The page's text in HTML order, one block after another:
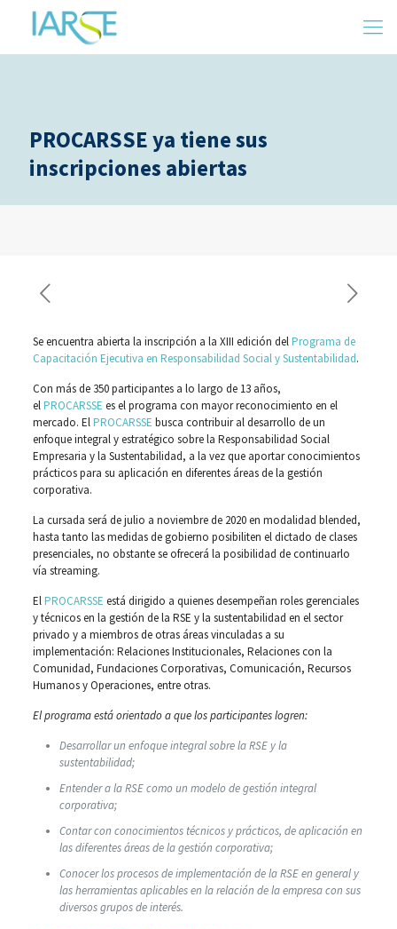
PROCARSSE ya tiene sus
inscripciones abiertas
Se encuentra abierta la inscripción a la XIII edición delPrograma de
Capacitación Ejecutiva en Responsabilidad Social y Sustentabilidad.
Con más de 350 participantes a lo largo de 13 años,
elPROCARSSE es el programa con mayor reconocimiento en el
mercado. ElPROCARSSE busca contribuir al desarrollo de un
enfoque integral y estratégico sobre la Responsabilidad Social
Empresaria y la Sustentabilidad, a la vez que aportar conocimientos
prácticos para su aplicación en diferentes áreas de la gestión
corporativa.
La cursada será de julio a noviembre de 2020 en modalidad blended,
hasta tanto las medidas de gobierno posibiliten el dictado de clases
presenciales, no obstante se ofrecerá la posibilidad de continuarlo
vía streaming.
ElPROCARSSE está dirigido a quienes desempeñan roles gerenciales
y técnicos en la gestión de la RSE y la sustentabilidad en el sector
privado y a miembros de otras áreas vinculadas a su
implementación: Relaciones Institucionales, Relaciones con la
Comunidad, Fundaciones Corporativas, Comunicación, Recursos
Humanos y Operaciones, entre otras.
El programa está orientado a que los participantes logren:
Desarrollar un enfoque integral sobre la RSE y la
sustentabilidad;
Entender a la RSE como un modelo de gestión integral
corporativa;
Contar con conocimientos técnicos y prácticos, de aplicación en
las diferentes áreas de la gestión corporativa;
Conocer los procesos de implementación de la RSE en general y
las herramientas aplicables en la relación de la empresa con sus
diversos grupos de interés.